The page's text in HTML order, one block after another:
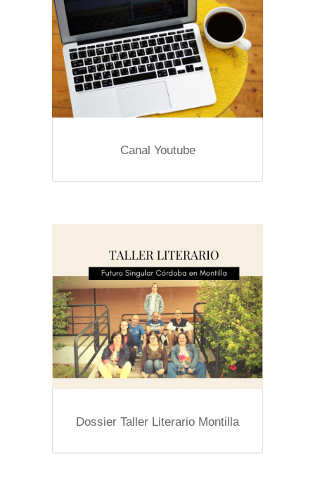
Canal Youtube
Dossier Taller Literario Montilla